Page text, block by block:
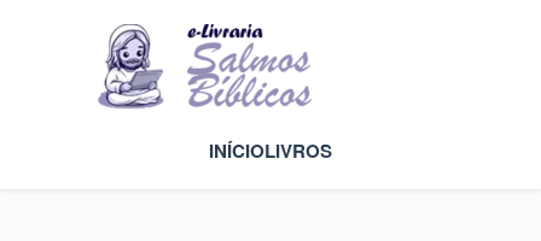
INÍCIOLIVROS